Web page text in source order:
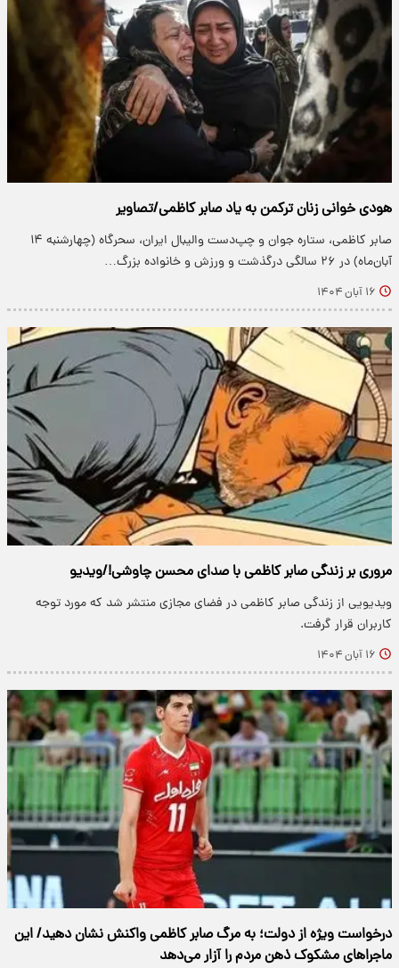
هودی خوانی زنان ترکمن به یاد صابر کاظمی/تصاویر
صابر کاظمی، ستاره جوان و چپ‌دست والیبال ایران، سحرگاه (چهارشنبه ۱۴
آبان‌ماه) در ۲۶ سالگی درگذشت و ورزش و خانواده بزرگ…
۱۶ آبان ۱۴۰۴
مروری بر زندگی صابر کاظمی با صدای محسن چاوشی!/ویدیو
ویدیویی از زندگی صابر کاظمی در فضای مجازی منتشر شد که مورد توجه
کاربران قرار گرفت.
۱۶ آبان ۱۴۰۴
درخواست ویژه از دولت؛ به مرگ صابر کاظمی واکنش نشان دهید/ این
ماجراهای مشکوک ذهن مردم را آزار می‌دهد